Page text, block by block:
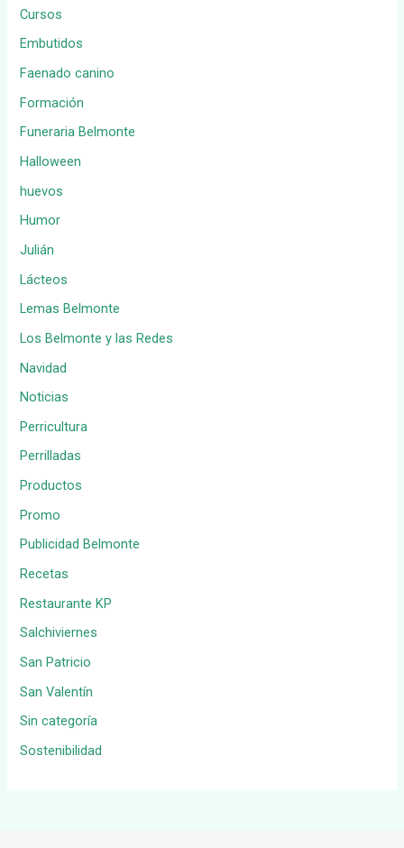
Cursos
Embutidos
Faenado canino
Formación
Funeraria Belmonte
Halloween
huevos
Humor
Julián
Lácteos
Lemas Belmonte
Los Belmonte y las Redes
Navidad
Noticias
Perricultura
Perrilladas
Productos
Promo
Publicidad Belmonte
Recetas
Restaurante KP
Salchiviernes
San Patricio
San Valentín
Sin categoría
Sostenibilidad